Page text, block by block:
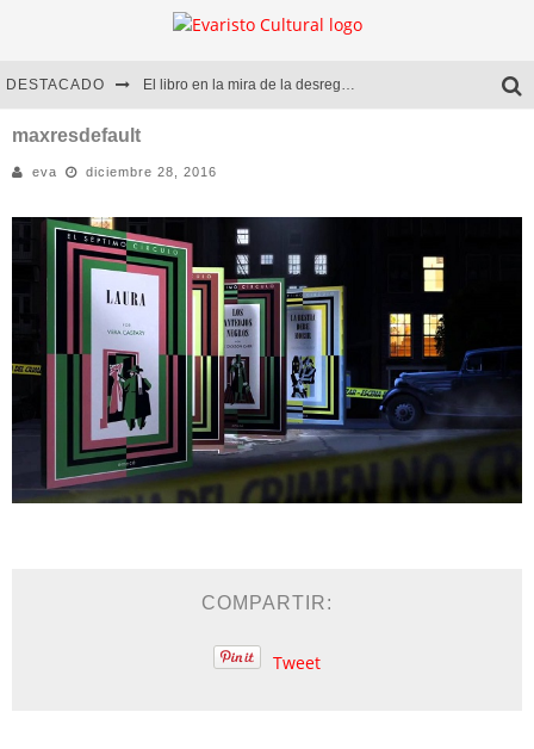
DESTACADO El libro en la mira de la desregulación
Diego Meret | Hotel Acapulco
Alejandra Correa | La nieve
maxresdefault
eva diciembre 28, 2016
COMPARTIR:
Tweet